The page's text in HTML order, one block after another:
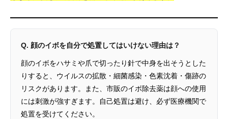
Q. 顔のイボを自分で処置してはいけない理由は？
顔のイボをハサミや爪で切ったり針で中身を出そうとした
りすると、ウイルスの拡散・細菌感染・色素沈着・傷跡の
リスクがあります。また、市販のイボ除去薬は顔への使用
には刺激が強すぎます。自己処置は避け、必ず医療機関で
処置を受けてください。